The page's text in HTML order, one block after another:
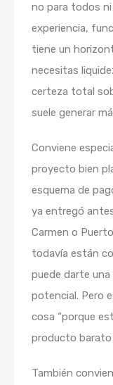
no para todos ni
experiencia,
tiene un
necesitas
certeza total
suele generar
Conviene
proyecto bien
esquema de
ya entregó
Carmen o
todavía están
puede darte
potencial. Pero
cosa “porque
producto barato
También